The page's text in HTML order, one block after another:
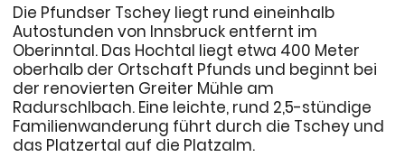
Die Pfundser Tschey liegt rund eineinhalb
Autostunden von Innsbruck entfernt im
Oberinntal. Das Hochtal liegt etwa 400 Meter
oberhalb der Ortschaft Pfunds und beginnt bei
der renovierten Greiter Mühle am
Radurschlbach. Eine leichte, rund 2,5-stündige
Familienwanderung führt durch die Tschey und
das Platzertal auf die Platzalm.